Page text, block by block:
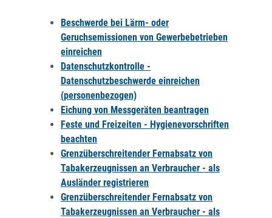
Beschwerde bei Lärm- oder
Geruchsemissionen von Gewerbebetrieben
einreichen
Datenschutzkontrolle -
Datenschutzbeschwerde einreichen
(personenbezogen)
Eichung von Messgeräten beantragen
Feste und Freizeiten - Hygienevorschriften
beachten
Grenzüberschreitender Fernabsatz von
Tabakerzeugnissen an Verbraucher - als
Ausländer registrieren
Grenzüberschreitender Fernabsatz von
Tabakerzeugnissen an Verbraucher - als